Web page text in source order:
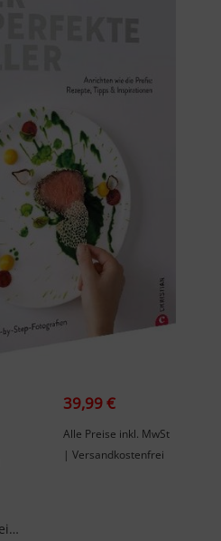
Die Komponenten auf einem perfekt angerichteten Teller sind ein Genuss für den Gaumen und das Aug...
39,99 €
Alle Preise inkl. MwSt
| Versandkostenfrei